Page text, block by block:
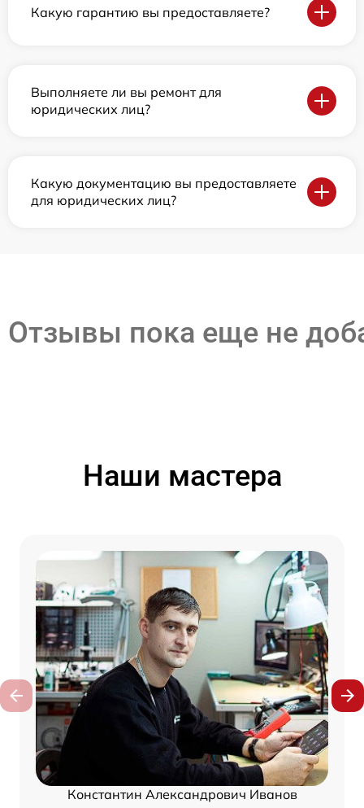
Какую гарантию вы предоставляете?
Выполняете ли вы ремонт для
юридических лиц?
Какую документацию вы предоставляете
для юридических лиц?
Отзывы пока еще не
Наши мастера
Константин Александрович Иванов